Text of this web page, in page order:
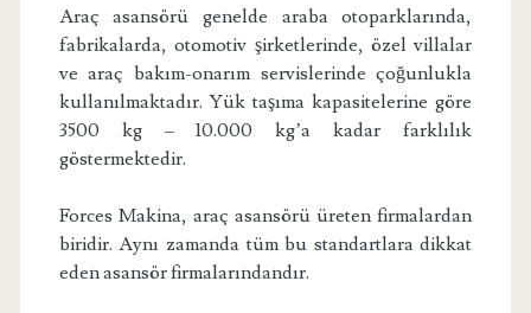
Araç asansörü genelde araba otoparklarında,
fabrikalarda, otomotiv şirketlerinde, özel villalar
ve araç bakım-onarım servislerinde çoğunlukla
kullanılmaktadır. Yük taşıma kapasitelerine göre
3500 kg – 10.000 kg’a kadar farklılık
göstermektedir.
Forces Makina, araç asansörü üreten firmalardan
biridir. Aynı zamanda tüm bu standartlara dikkat
eden asansör firmalarındandır.